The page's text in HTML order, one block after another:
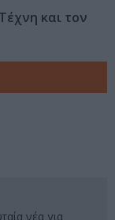
και τον
νέα για